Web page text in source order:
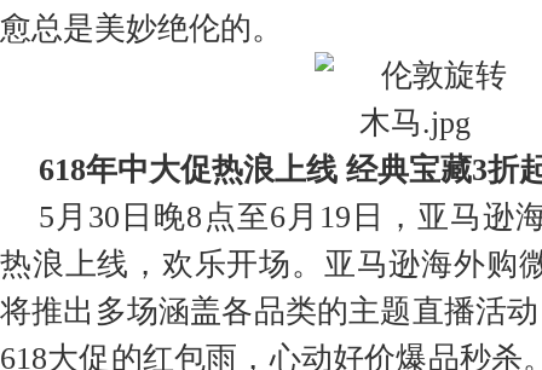
愈总是美妙绝伦的。
618年中大促热浪上线 经典宝藏3折
5月30日晚8点至6月19日，亚马逊
热浪上线，欢乐开场。亚马逊海外购
将推出多场涵盖各品类的主题直播活
618大促的红包雨，心动好价爆品秒杀